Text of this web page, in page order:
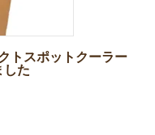
トスポットクーラー
した